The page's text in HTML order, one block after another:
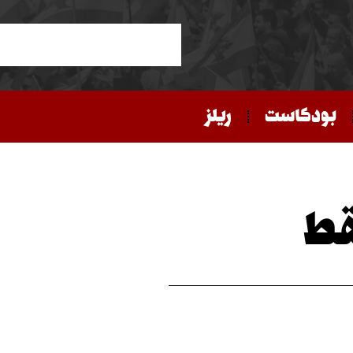
بودكاست ريلز